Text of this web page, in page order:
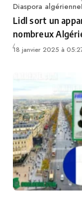
Category
Diaspora algérienne
Lidl sort un
nombreux
18 janvier 2025 à